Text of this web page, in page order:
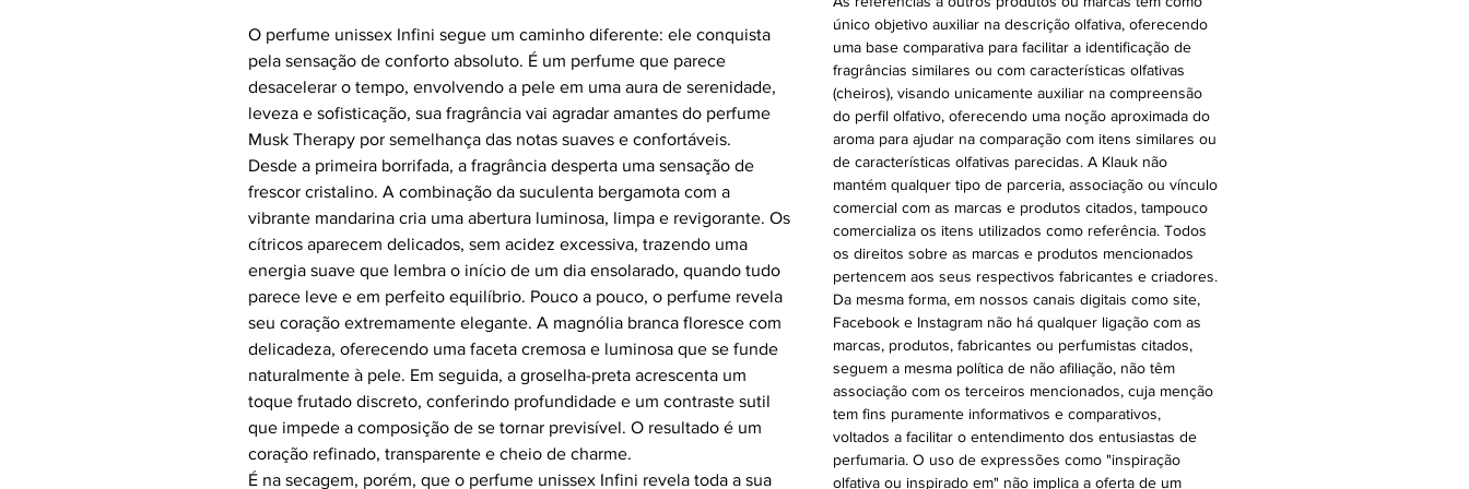
O perfume unissex Infini segue um caminho diferente: ele conquista
pela sensação de conforto absoluto. É um perfume que parece
desacelerar o tempo, envolvendo a pele em uma aura de serenidade,
leveza e sofisticação, sua fragrância vai agradar amantes do perfume
Musk Therapy por semelhança das notas suaves e confortáveis.
Desde a primeira borrifada, a fragrância desperta uma sensação de
frescor cristalino. A combinação da suculenta bergamota com a
vibrante mandarina cria uma abertura luminosa, limpa e revigorante. Os
cítricos aparecem delicados, sem acidez excessiva, trazendo uma
energia suave que lembra o início de um dia ensolarado, quando tudo
parece leve e em perfeito equilíbrio. Pouco a pouco, o perfume revela
seu coração extremamente elegante. A magnólia branca floresce com
delicadeza, oferecendo uma faceta cremosa e luminosa que se funde
naturalmente à pele. Em seguida, a groselha-preta acrescenta um
toque frutado discreto, conferindo profundidade e um contraste sutil
que impede a composição de se tornar previsível. O resultado é um
coração refinado, transparente e cheio de charme.
É na secagem, porém, que o perfume unissex Infini revela toda a sua
único objetivo auxiliar na descrição olfativa, oferecendo
uma base comparativa para facilitar a identificação de
fragrâncias similares ou com características olfativas
(cheiros), visando unicamente auxiliar na compreensão
do perfil olfativo, oferecendo uma noção aproximada do
aroma para ajudar na comparação com itens similares ou
de características olfativas parecidas. A Klauk não
mantém qualquer tipo de parceria, associação ou vínculo
comercial com as marcas e produtos citados, tampouco
comercializa os itens utilizados como referência. Todos
os direitos sobre as marcas e produtos mencionados
pertencem aos seus respectivos fabricantes e criadores.
Da mesma forma, em nossos canais digitais como site,
Facebook e Instagram não há qualquer ligação com as
marcas, produtos, fabricantes ou perfumistas citados,
seguem a mesma política de não afiliação, não têm
associação com os terceiros mencionados, cuja menção
tem fins puramente informativos e comparativos,
voltados a facilitar o entendimento dos entusiastas de
perfumaria. O uso de expressões como "inspiração
olfativa ou inspirado em" não implica a oferta de um